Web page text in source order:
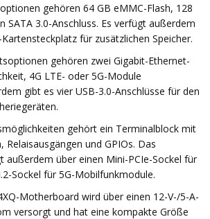
gehören 64 GB eMMC-Flash, 128
SATA 3.0-Anschluss. Es verfügt außerdem
für zusätzlichen Speicher.
gehören zwei Gigabit-Ethernet-
4G LTE- oder 5G-Module
gibt es vier USB-3.0-Anschlüsse für den
gehört ein Terminalblock mit
Relaisausgängen und GPIOs. Das
außerdem über einen Mini-PCIe-Sockel für
Sockel für 5G-Mobilfunkmodule.
Motherboard wird über einen 12-V-/5-A-
versorgt und hat eine kompakte Größe